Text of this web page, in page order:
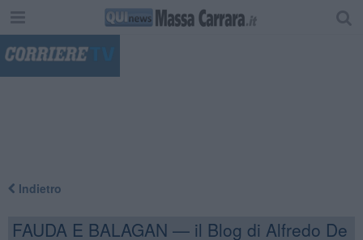
Indietro
FAUDA E BALAGAN — il Blog di Alfredo De